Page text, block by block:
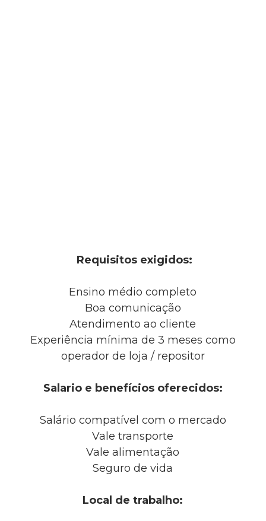
Requisitos exigidos:
Ensino médio completo
Boa comunicação
Atendimento ao cliente
Experiência mínima de 3 meses como
operador de loja / repositor
Salario e benefícios oferecidos:
Salário compatível com o mercado
Vale transporte
Vale alimentação
Seguro de vida
Local de trabalho: